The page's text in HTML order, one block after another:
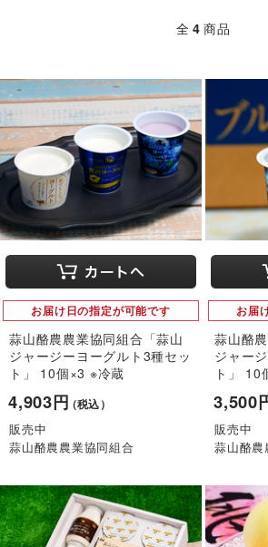
全 4 商品
お届け日の指定が可能です
蒜山酪農農業協同組合「蒜山
ジャージーヨーグルト3種セッ
ト」 10個×3 ※冷蔵
4,903円（税込）
販売中
蒜山酪農農業協同組合
お届
蒜山酪
ジャー
ト」 10
3,500
販売中
蒜山酪農